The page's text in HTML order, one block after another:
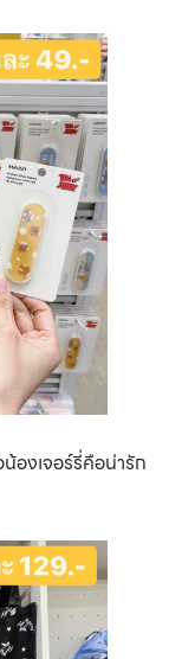
องเจอร์รี่คือน่ารัก